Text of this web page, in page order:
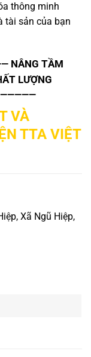
thông minh
tài sản của bạn
NÂNG TẦM
LƯỢNG
VÀ
TTA VIỆT
Xã Ngũ Hiệp,